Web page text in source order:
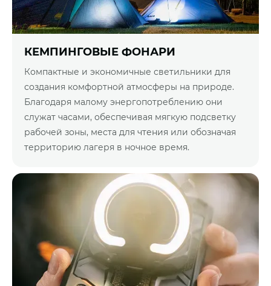
КЕМПИНГОВЫЕ ФОНАРИ
Компактные и экономичные светильники для
создания комфортной атмосферы на природе.
Благодаря малому энергопотреблению они
служат часами, обеспечивая мягкую подсветку
рабочей зоны, места для чтения или обозначая
территорию лагеря в ночное время.